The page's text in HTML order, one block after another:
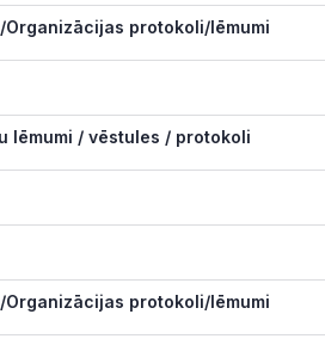
protokoli/lēmumi
lēmumi / vēstules / protokoli
protokoli/lēmumi